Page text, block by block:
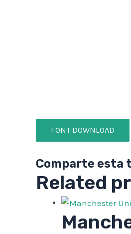
FONT DOWNLOAD
Comparte esta
Related